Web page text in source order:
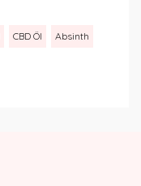
CBD Öl Absinth